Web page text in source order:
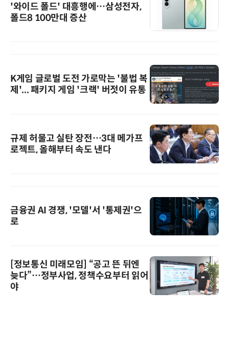
'와이드 폴드' 대흥행에…삼성전자,
폴드8 100만대 증산
K게임 글로벌 도전 가로막는 '불법 복
제'... 패키지 게임 '크랙' 버젓이 유통
규제 허물고 실탄 장전…3대 메가프
로젝트, 올해부터 속도 낸다
금융권 AI 경쟁, '모델'서 '통제권'으
로
[정보통신 미래모임] “공고 뜬 뒤엔
늦다”…정부사업, 정책수요부터 읽어
야